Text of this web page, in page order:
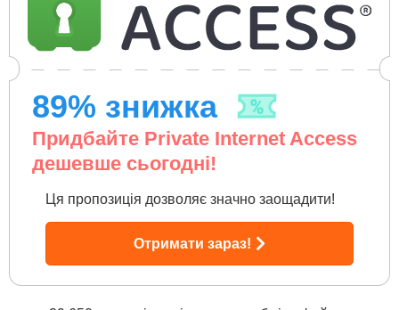
89% знижка
Придбайте Private Internet Access
дешевше сьогодні!
Ця пропозиція дозволяє значно заощадити!
Отримати зараз!